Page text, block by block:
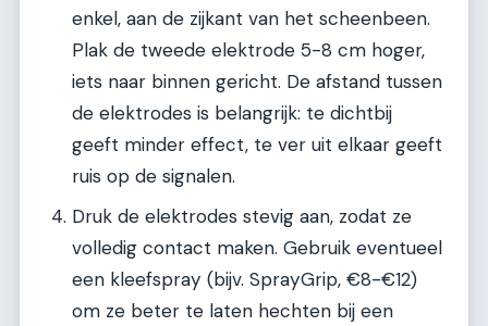
enkel, aan de zijkant van het scheenbeen.
Plak de tweede elektrode 5-8 cm hoger,
iets naar binnen gericht. De afstand tussen
de elektrodes is belangrijk: te dichtbij
geeft minder effect, te ver uit elkaar geeft
ruis op de signalen.
Druk de elektrodes stevig aan, zodat ze
volledig contact maken. Gebruik eventueel
een kleefspray (bijv. SprayGrip, €8-€12)
om ze beter te laten hechten bij een